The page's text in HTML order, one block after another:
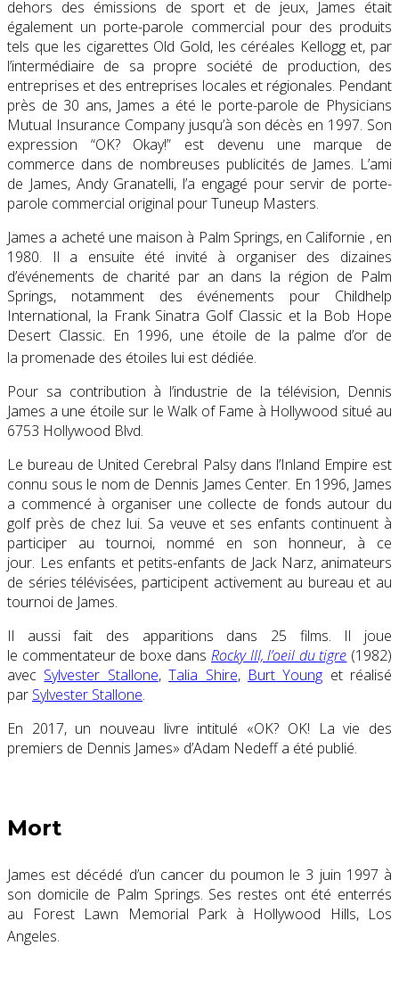
dehors des émissions de sport et de jeux, James était
également un porte-parole commercial pour des produits
tels que les cigarettes Old Gold, les céréales Kellogg et, par
l’intermédiaire de sa propre société de production, des
entreprises et des entreprises locales et régionales. Pendant
près de 30 ans, James a été le porte-parole de Physicians
Mutual Insurance Company jusqu’à son décès en 1997. Son
expression “OK? Okay!” est devenu une marque de
commerce dans de nombreuses publicités de James. L’ami
de James, Andy Granatelli, l’a engagé pour servir de porte-
parole commercial original pour Tuneup Masters.
James a acheté une maison à Palm Springs, en Californie , en
1980. Il a ensuite été invité à organiser des dizaines
d’événements de charité par an dans la région de Palm
Springs, notamment des événements pour Childhelp
International, la Frank Sinatra Golf Classic et la Bob Hope
Desert Classic. En 1996, une étoile de la palme d’or de
la promenade des étoiles lui est dédiée.
Pour sa contribution à l’industrie de la télévision, Dennis
James a une étoile sur le Walk of Fame à Hollywood situé au
6753 Hollywood Blvd.
Le bureau de United Cerebral Palsy dans l’Inland Empire est
connu sous le nom de Dennis James Center. En 1996, James
a commencé à organiser une collecte de fonds autour du
golf près de chez lui. Sa veuve et ses enfants continuent à
participer au tournoi, nommé en son honneur, à ce
jour. Les enfants et petits-enfants de Jack Narz, animateurs
de séries télévisées, participent activement au bureau et au
tournoi de James.
Il aussi fait des apparitions dans 25 films. Il joue
le commentateur de boxe dans Rocky III, l’oeil du tigre (1982)
avec Sylvester Stallone,Talia Shire, Burt Young et réalisé
par Sylvester Stallone.
En 2017, un nouveau livre intitulé «OK? OK! La vie des
premiers de Dennis James» d’Adam Nedeff a été publié.
Mort
James est décédé d’un cancer du poumon le 3 juin 1997 à
son domicile de Palm Springs. Ses restes ont été enterrés
au Forest Lawn Memorial Park à Hollywood Hills, Los
Angeles.